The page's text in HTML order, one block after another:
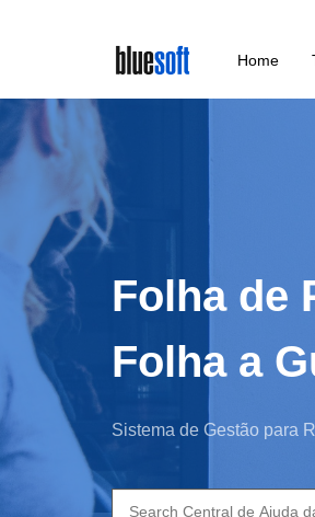
main
content
Home
Folha de
Folha a
Sistema de Gestão para
Search